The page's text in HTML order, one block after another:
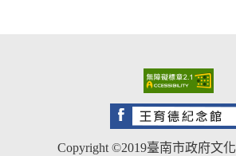
Copyright ©2019臺南市政府文